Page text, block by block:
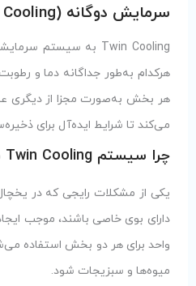
سرمایش دوگانه (Twin Cooling) چیست؟
Twin Cooling به سیستم سرمایشی اطلاق می‌شود که در آن برای
هرکدام به‌طور جداگانه دما و
هر بخش به‌صورت مجزا از دیگری
می‌کند تا شرایط ایده‌آل برای
چرا سیستم Twin Cooling مهم است؟
یکی از مشکلات رایجی که در
دارای بوی خاصی باشند، موجب
واحد برای هر دو بخش استفاده
میوه‌ها و سبزیجات شود.